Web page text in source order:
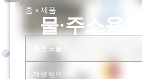
홈 »제품
물·주스용
충전 노즐
계량 범위